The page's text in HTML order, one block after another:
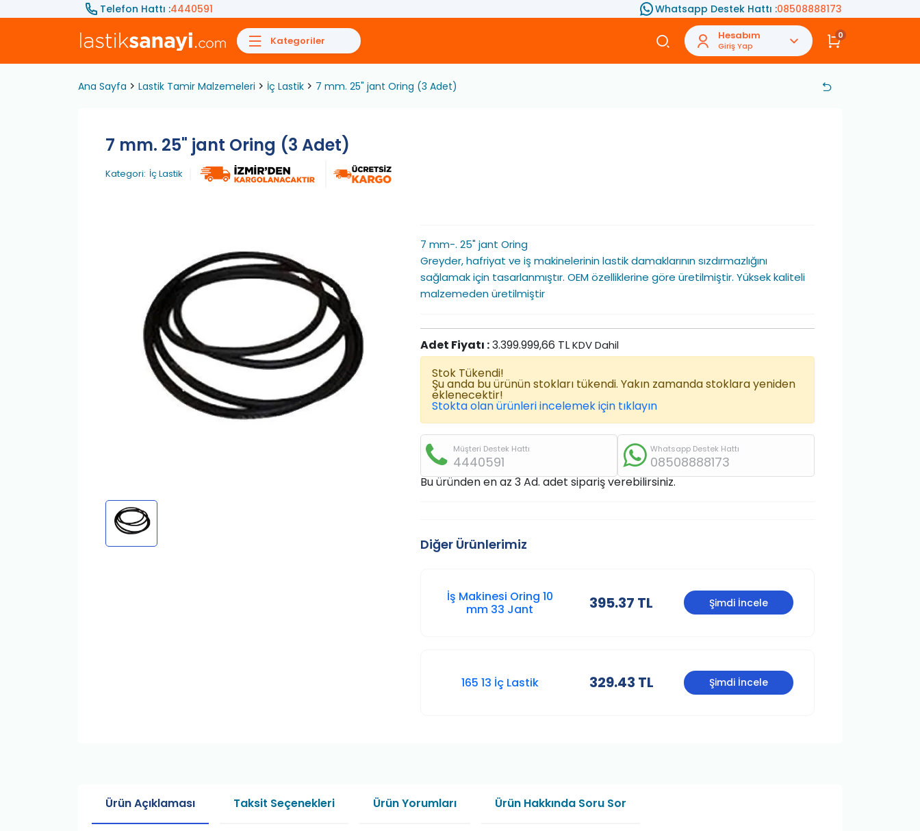
Telefon Hattı :4440591 Whatsapp Destek Hattı :08508888173
Kategoriler Hesabım
Giriş Yap
0
Ana Sayfa Lastik Tamir Malzemeleri İç Lastik 7 mm. 25" jant Oring (3 Adet)
7 mm. 25" jant Oring (3 Adet)
Kategori: İç Lastik
7 mm-. 25" jant Oring
Greyder, hafriyat ve iş makinelerinin lastik damaklarının sızdırmazlığını
sağlamak için tasarlanmıştır. OEM özelliklerine göre üretilmiştir. Yüksek kaliteli
malzemeden üretilmiştir
Adet Fiyatı :3.399.999,66 TLKDV Dahil
Stok Tükendi!
Şu anda bu ürünün stokları tükendi. Yakın zamanda stoklara yeniden
eklenecektir!
Stokta olan ürünleri incelemek için tıklayın
Müşteri Destek Hattı
4440591
Whatsapp Destek Hattı
08508888173
Bu üründen en az 3 Ad. adet sipariş verebilirsiniz.
Diğer Ürünlerimiz
İş Makinesi Oring 10
mm 33 Jant
395.37 TL Şimdi İncele
165 13 İç Lastik 329.43 TL Şimdi İncele
Ürün Açıklaması Taksit Seçenekleri Ürün Yorumları Ürün Hakkında Soru Sor